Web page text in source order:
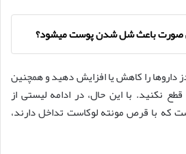
صورت باعث شل شدن پوست میشود؟
داروها را کاهش یا افزایش دهید و همچنین
نکنید. با این حال، در ادامه لیستی از
که با قرص مونته لوکاست تداخل دارند،